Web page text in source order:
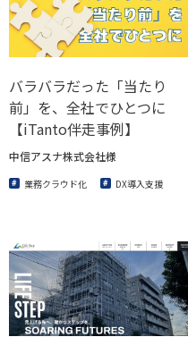
バラバラだった「当たり
前」を、全社でひとつに
【iTanto伴走事例】
中信アスナ株式会社様
業務クラウド化 DX導入支援